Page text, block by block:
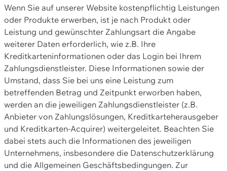
Wenn Sie auf unserer Website kostenpflichtig Leistungen
oder Produkte erwerben, ist je nach Produkt oder
Leistung und gewünschter Zahlungsart die Angabe
weiterer Daten erforderlich, wie z.B. Ihre
Kreditkarteninformationen oder das Login bei Ihrem
Zahlungsdienstleister. Diese Informationen sowie der
Umstand, dass Sie bei uns eine Leistung zum
betreffenden Betrag und Zeitpunkt erworben haben,
werden an die jeweiligen Zahlungsdienstleister (z.B.
Anbieter von Zahlungslösungen, Kreditkarteherausgeber
und Kreditkarten-Acquirer) weitergeleitet. Beachten Sie
dabei stets auch die Informationen des jeweiligen
Unternehmens, insbesondere die Datenschutzerklärung
und die Allgemeinen Geschäftsbedingungen. Zur